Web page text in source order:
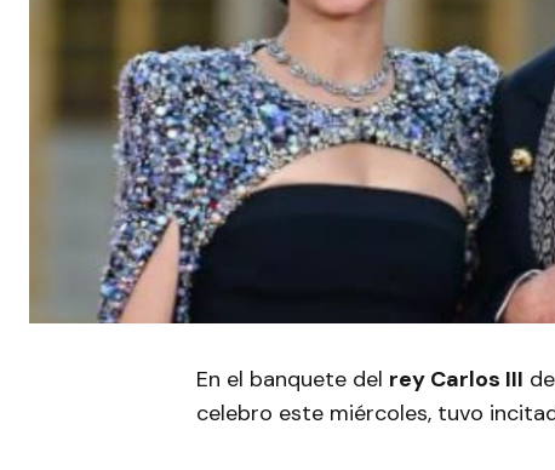
En el banquete del rey Carlos III
celebro este miércoles, tuvo